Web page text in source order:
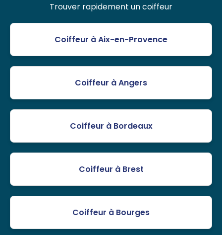
Trouver rapidement un coiffeur
Coiffeur à Aix-en-Provence
Coiffeur à Angers
Coiffeur à Bordeaux
Coiffeur à Brest
Coiffeur à Bourges